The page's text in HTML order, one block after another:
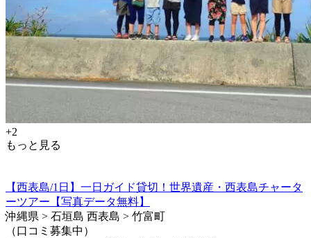
+2
もっと見る
【西表島/1日】一日ガイド貸切！世界遺産・西表島チャータ
ーツアー【写真データ無料】
沖縄県 > 石垣島 西表島 > 竹富町
（口コミ募集中）